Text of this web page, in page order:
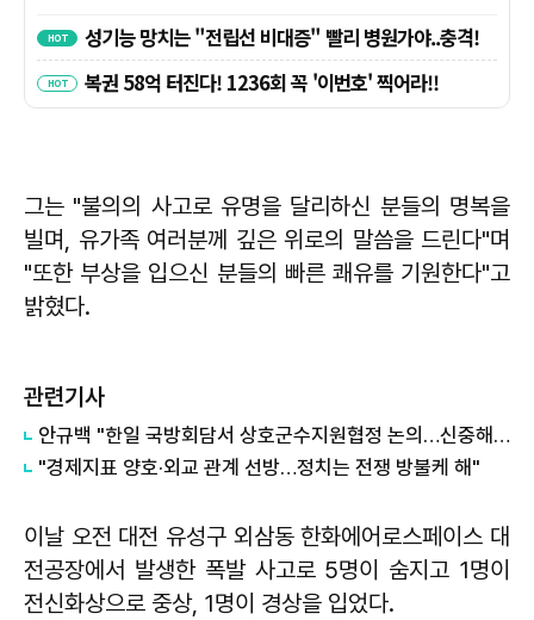
그는 "불의의 사고로 유명을 달리하신 분들의 명복을
빌며, 유가족 여러분께 깊은 위로의 말씀을 드린다"며
"또한 부상을 입으신 분들의 빠른 쾌유를 기원한다"고
밝혔다.
관련기사
안규백 "한일 국방회담서 상호군수지원협정 논의…신중해야"
"경제지표 양호·외교 관계 선방…정치는 전쟁 방불케 해"
이날 오전 대전 유성구 외삼동 한화에어로스페이스 대
전공장에서 발생한 폭발 사고로 5명이 숨지고 1명이
전신화상으로 중상, 1명이 경상을 입었다.